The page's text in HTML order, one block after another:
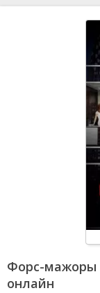
Форс-мажоры
онлайн